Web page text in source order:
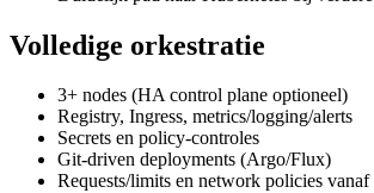
Volledige orkestratie
3+ nodes (HA control plane optioneel)
Registry, Ingress, metrics/logging/alerts
Secrets en policy-controles
Git-driven deployments (Argo/Flux)
Requests/limits en network policies vanaf